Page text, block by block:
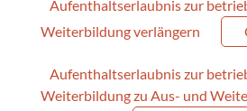
Aufenthaltserlaubnis zur
Weiterbildung verlängern
Aufenthaltserlaubnis zur
Weiterbildung zu Aus- und